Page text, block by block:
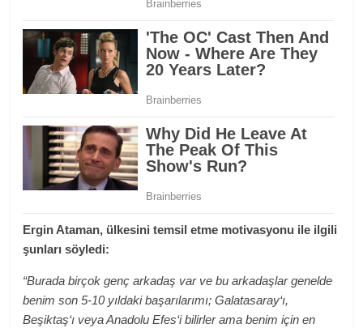
Ergin Ataman, ülkesini temsil etme motivasyonu ile ilgili
şunları söyledi:
“Burada birçok genç arkadaş var ve bu arkadaşlar genelde
benim son 5-10 yıldaki başarılarımı; Galatasaray‘ı,
Beşiktaş‘ı veya Anadolu Efes‘i bilirler ama benim için en